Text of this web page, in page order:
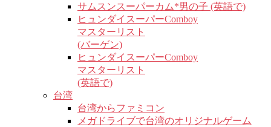
サムスンスーパーカム*男の子 (英語で)
ヒュンダイスーパーComboy
マスターリスト
(バーゲン)
ヒュンダイスーパーComboy
マスターリスト
(英語で)
台湾
台湾からファミコン
メガドライブで台湾のオリジナルゲーム